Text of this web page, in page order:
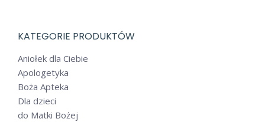
KATEGORIE PRODUKTÓW
Aniołek dla Ciebie
Apologetyka
Boża Apteka
Dla dzieci
do Matki Bożej